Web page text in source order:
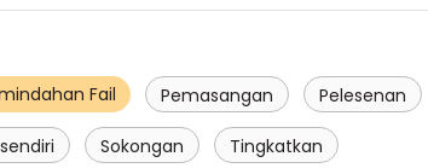
Fail Pemasangan Pelesenan
Sokongan Tingkatkan